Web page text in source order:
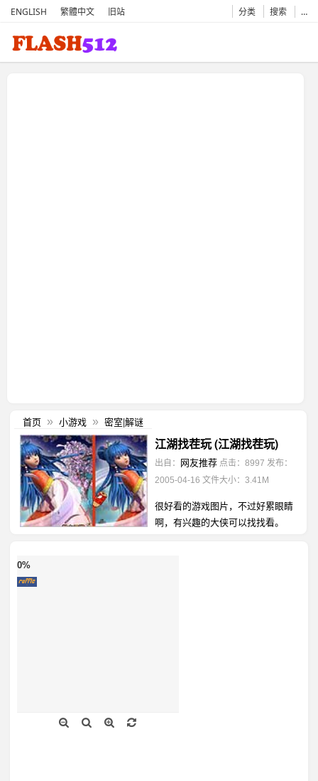
ENGLISH 繁體中文 旧站 分类 搜索 …
首页 » 小游戏 » 密室|解谜
江湖找茬玩 (江湖找茬玩)
出自： 网友推荐 点击：8997 发布：
2005-04-16 文件大小：3.41M
很好看的游戏图片，不过好累眼睛
啊，有兴趣的大侠可以找找看。
0%